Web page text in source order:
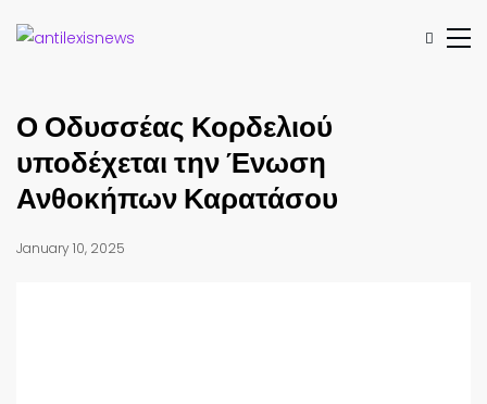
Ο Οδυσσέας Κορδελιού
υποδέχεται την Ένωση
Ανθοκήπων Καρατάσου
January 10, 2025